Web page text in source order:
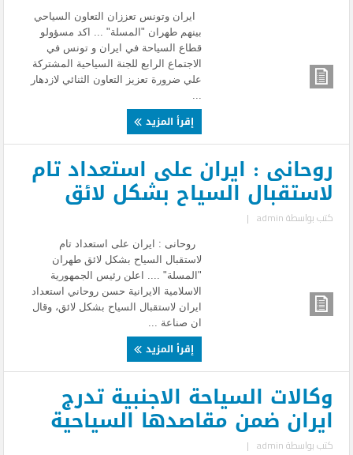
ايران وتونس تعززان التعاون السياحي
بينهم طهران "المسلة" ... اكد مسؤولو
قطاع السياحة في ايران و تونس في
الاجتماع الرابع للجنة السياحية المشتركة
علي ضرورة تعزيز التعاون الثنائي لازدهار
إقرأ المزيد
روحانى : ايران على استعداد تام
لاستقبال السياح بشكل لائق
كتب بواسطةadmin
|
روحانى : ايران على استعداد تام
لاستقبال السياح بشكل لائق طهران
"المسلة" .... اعلن رئيس الجمهورية
الاسلامية الايرانية حسن روحاني استعداد
ايران لاستقبال السياح بشكل لائق، وقال
ان صناعة ...
إقرأ المزيد
وكالات السياحة الاجنبية تدرج
ايران ضمن مقاصدها السياحية
كتب بواسطةadmin
|